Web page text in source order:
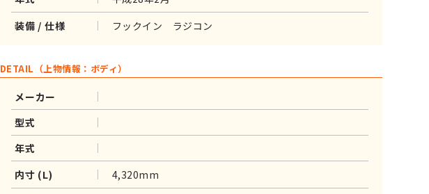
装備 / 仕様
フックイン ラジコン
DETAIL（上物情報：ボディ）
メーカー
型式
年式
内寸 (L)
4,320mm